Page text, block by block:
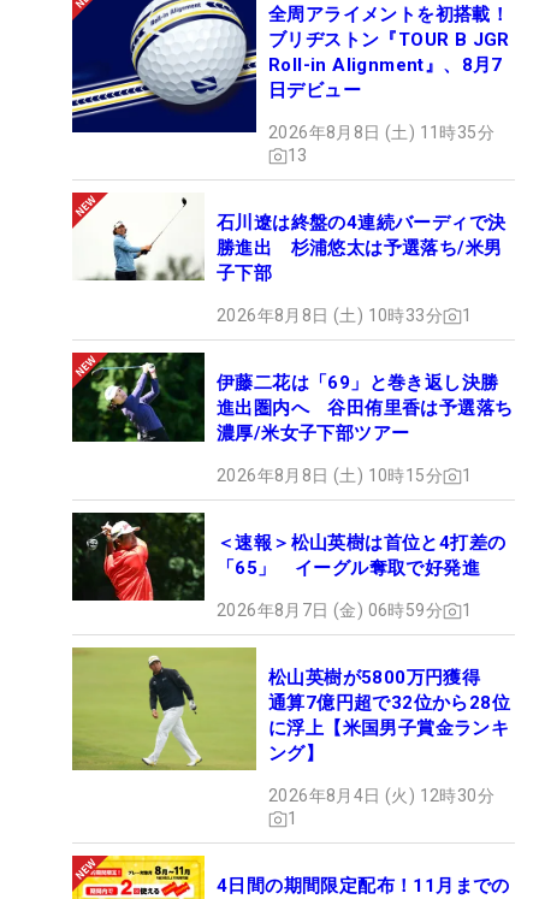
全周アライメントを初搭載！
ブリヂストン『TOUR B JGR
Roll-in Alignment』、8月7
日デビュー
2026年8月8日 (土) 11時35分
13
石川遼は終盤の4連続バーディで決
勝進出 杉浦悠太は予選落ち/米男
子下部
2026年8月8日 (土) 10時33分 1
伊藤二花は「69」と巻き返し決勝
進出圏内へ 谷田侑里香は予選落ち
濃厚/米女子下部ツアー
2026年8月8日 (土) 10時15分 1
＜速報＞松山英樹は首位と4打差の
「65」 イーグル奪取で好発進
2026年8月7日 (金) 06時59分 1
松山英樹が5800万円獲得
通算7億円超で32位から28位
に浮上【米国男子賞金ランキ
ング】
2026年8月4日 (火) 12時30分
1
4日間の期間限定配布！11月までの